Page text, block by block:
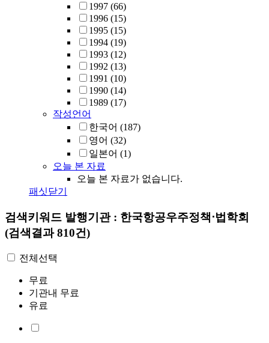
1997 (66)
1996 (15)
1995 (15)
1994 (19)
1993 (12)
1992 (13)
1991 (10)
1990 (14)
1989 (17)
작성언어
한국어 (187)
영어 (32)
일본어 (1)
오늘 본 자료
오늘 본 자료가 없습니다.
패싯닫기
검색키워드 발행기관 : 한국항공우주정책⋅법학회
(검색결과 810건)
전체선택
무료
기관내 무료
유료